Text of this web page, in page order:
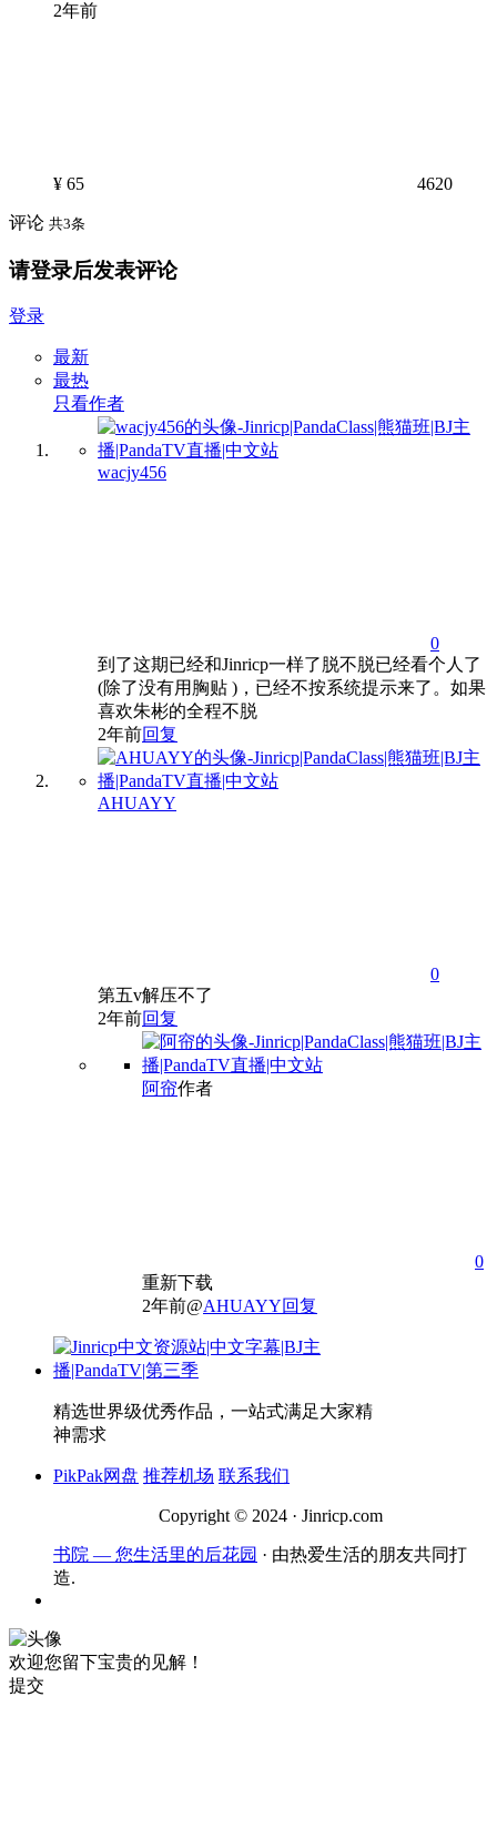
2年前
¥ 65 4620
评论 共3条
请登录后发表评论
登录
最新
最热
只看作者
wacjy456
0
到了这期已经和Jinricp一样了脱不脱已经看个人了
(除了没有用胸贴 )，已经不按系统提示来了。如果
喜欢朱彬的全程不脱
2年前回复
AHUAYY
0
第五v解压不了
2年前回复
阿帘作者
0
重新下载
2年前@AHUAYY回复
精选世界级优秀作品，一站式满足大家精
神需求
PikPak网盘 推荐机场 联系我们
Copyright © 2024 · Jinricp.com
书院 — 您生活里的后花园 · 由热爱生活的朋友共同打
造.
欢迎您留下宝贵的见解！
提交